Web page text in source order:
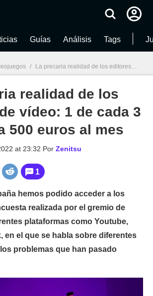
Guías Análisis Tags
/ La precaria realidad de los editores de vídeo: 1 de cada 3 no llega a 500 euros al mes
realidad de los
vídeo: 1 de cada 3
500 euros al mes
at 23:32 Por Zenitsu
1
hemos podido acceder a los
realizada por el gremio de
plataformas como Youtube,
en el que se habla sobre diferentes
problemas que han pasado